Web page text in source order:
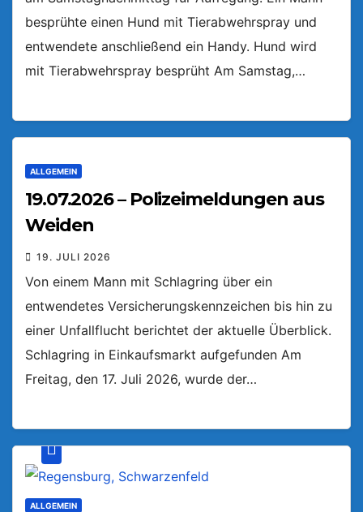
besprühte einen Hund mit Tierabwehrspray und
entwendete anschließend ein Handy. Hund wird
mit Tierabwehrspray besprüht Am Samstag,…
ALLGEMEIN
19.07.2026 – Polizeimeldungen aus
Weiden
19. JULI 2026
Von einem Mann mit Schlagring über ein
entwendetes Versicherungskennzeichen bis hin zu
einer Unfallflucht berichtet der aktuelle Überblick.
Schlagring in Einkaufsmarkt aufgefunden Am
Freitag, den 17. Juli 2026, wurde der…
ALLGEMEIN